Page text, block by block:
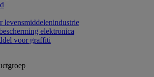
levensmiddelenindustrie
elektronica
voor graffiti